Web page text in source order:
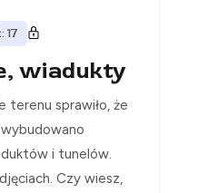
17
wiadukty
terenu sprawiło, że
wybudowano
i tunelów.
Czy wiesz,